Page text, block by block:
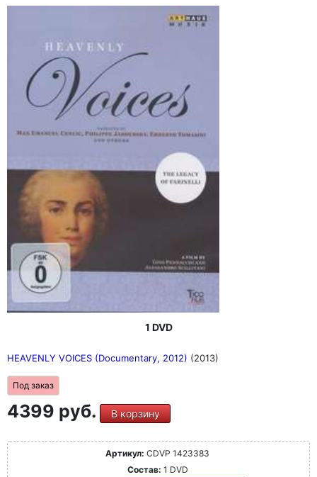
1 DVD
HEAVENLY VOICES (Documentary, 2012) (2013)
Под заказ
4399 руб. В корзину
Артикул: CDVP 1423383
Состав: 1 DVD